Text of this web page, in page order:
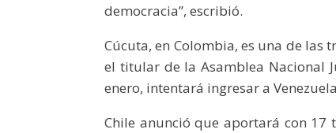
democracia”, escribió.
Cúcuta, en Colombia, es una de
el titular de la Asamblea Nacional
enero, intentará ingresar a
Chile anunció que aportará con